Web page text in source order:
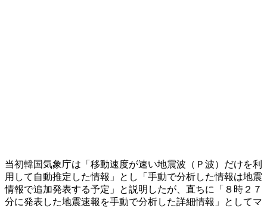
当初韓国気象庁は「移動速度が速い地震波（Ｐ波）だけを利
用して自動推定した情報」とし「手動で分析した情報は地震
情報で追加発表する予定」と説明したが、直ちに「８時２７
分に発表した地震速報を手動で分析した詳細情報」としてマ